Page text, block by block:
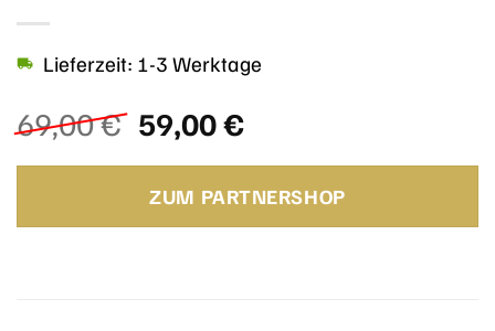
69,00€ Ursprünglicher
Preis
war:
69,00 €
59,00€Aktueller
ist:
59,00 €.
Lieferzeit: 1-3 Werktage
ZUM PARTNERSHOP